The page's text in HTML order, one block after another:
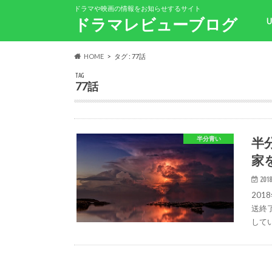
ドラマや映画の情報をお知らせするサイト
ドラマレビューブログ
HOME タグ : 77話
TAG
77話
半分青い
半
家
2018
送終
して